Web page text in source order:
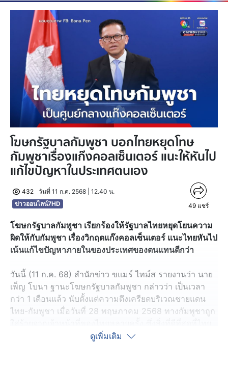
โฆษกรัฐบาลกัมพูชา บอกไทยหยุดโทษ
กัมพูชาเรื่องแก๊งคอลเซ็นเตอร์ แนะให้หันไป
แก้ไขปัญหาในประเทศตนเอง
432
วันที่ 11 ก.ค. 2568 | 12.40 น.
ข่าวออนไลน์7HD
49 แชร์
โฆษกรัฐบาลกัมพูชา เรียกร้องให้รัฐบาลไทยหยุดโยนความ
ผิดให้กับกัมพูชา เรื่องวิกฤตแก๊งคอลเซ็นเตอร์ แนะไทยหันไป
เน้นแก้ไขปัญหาภายในของประเทศของตนแทนดีกว่า
วันนี้ (11 ก.ค. 68) สำนักข่าว ขแมร์ ไทม์ส รายงานว่า นาย
เพ็ญ โบนา ฐานะโฆษกรัฐบาลกัมพูชา กล่าวว่า เป็นเวลา
กว่า 1 เดือนแล้ว นับตั้งแต่ความตึงเครียดบริเวณชายแดน
ไทย-กัมพูชา เมื่อวันที่ 28 พฤษภาคม 2568 ทางกัมพูชาถูก
ควรทำคือหยุดโยนความผิดให้กับกัมพูชา และหันไปตั้งใจ
ดูเพิ่มเติม